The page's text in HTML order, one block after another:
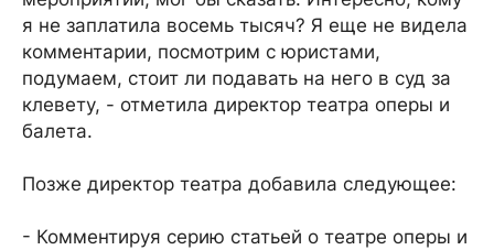
я не заплатила восемь тысяч? Я еще не видела
комментарии, посмотрим с юристами,
подумаем, стоит ли подавать на него в суд за
клевету, - отметила директор театра оперы и
балета.
Позже директор театра добавила следующее:
- Комментируя серию статьей о театре оперы и